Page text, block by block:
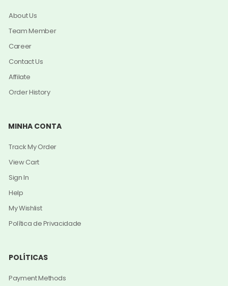
About Us
Team Member
Career
Contact Us
Affilate
Order History
MINHA CONTA
Track My Order
View Cart
Sign In
Help
My Wishlist
Política de Privacidade
POLÍTICAS
Payment Methods